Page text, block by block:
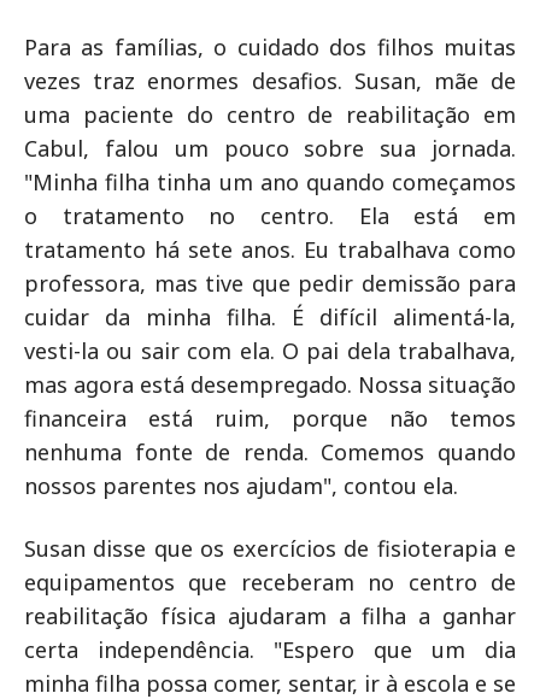
Para as famílias, o cuidado dos filhos muitas
vezes traz enormes desafios. Susan, mãe de
uma paciente do centro de reabilitação em
Cabul, falou um pouco sobre sua jornada.
"Minha filha tinha um ano quando começamos
o tratamento no centro. Ela está em
tratamento há sete anos. Eu trabalhava como
professora, mas tive que pedir demissão para
cuidar da minha filha. É difícil alimentá-la,
vesti-la ou sair com ela. O pai dela trabalhava,
mas agora está desempregado. Nossa situação
financeira está ruim, porque não temos
nenhuma fonte de renda. Comemos quando
nossos parentes nos ajudam", contou ela.
Susan disse que os exercícios de fisioterapia e
equipamentos que receberam no centro de
reabilitação física ajudaram a filha a ganhar
certa independência. "Espero que um dia
minha filha possa comer, sentar, ir à escola e se